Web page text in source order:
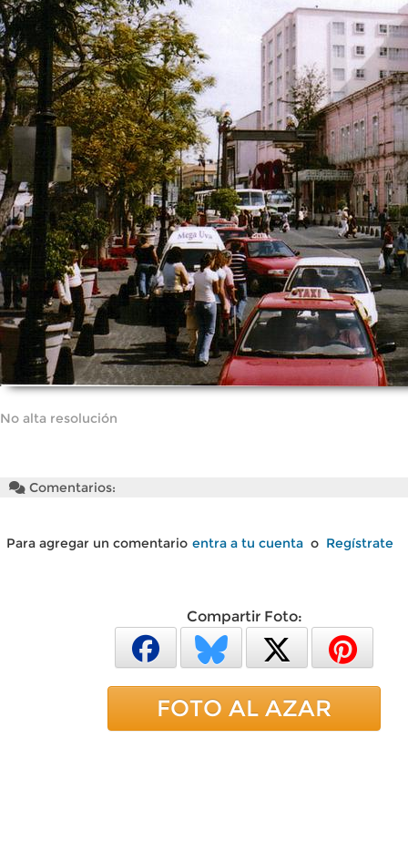
No alta resolución
Comentarios:
Para agregar un comentario entra a tu cuenta o Regístrate
Compartir Foto:
FOTO AL AZAR